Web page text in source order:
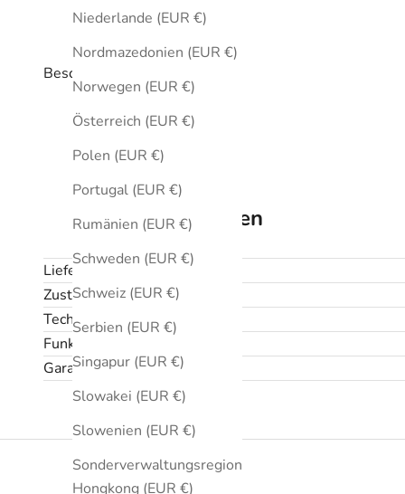
Niederlande (EUR €)
Nordmazedonien (EUR €)
Norwegen (EUR €)
Österreich (EUR €)
Polen (EUR €)
Portugal (EUR €)
Rumänien (EUR €)
Schweden (EUR €)
Schweiz (EUR €)
Serbien (EUR €)
Singapur (EUR €)
Slowakei (EUR €)
Slowenien (EUR €)
Sonderverwaltungsregion
Hongkong (EUR €)
Beschreibung
Technische Daten
Lieferumfang
Zustand
Technische Daten
Funktionen
Garantie und Rückgabe